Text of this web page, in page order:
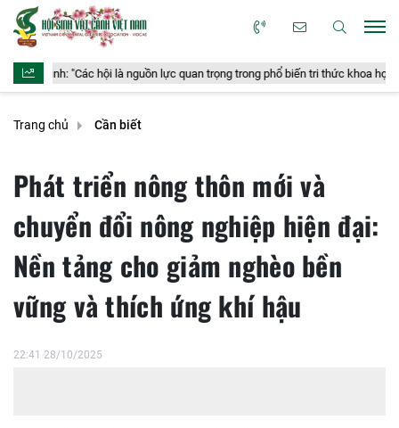
hội là nguồn lực quan trọng trong phổ biến tri thức khoa học"
Trang chủ Cần biết
Phát triển nông thôn mới và
chuyển đổi nông nghiệp hiện đại:
Nền tảng cho giảm nghèo bền
vững và thích ứng khí hậu
22:41 28/10/2025